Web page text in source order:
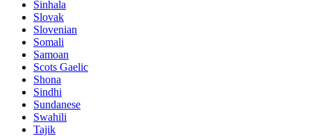
Sinhala
Slovak
Slovenian
Somali
Samoan
Scots Gaelic
Shona
Sindhi
Sundanese
Swahili
Tajik